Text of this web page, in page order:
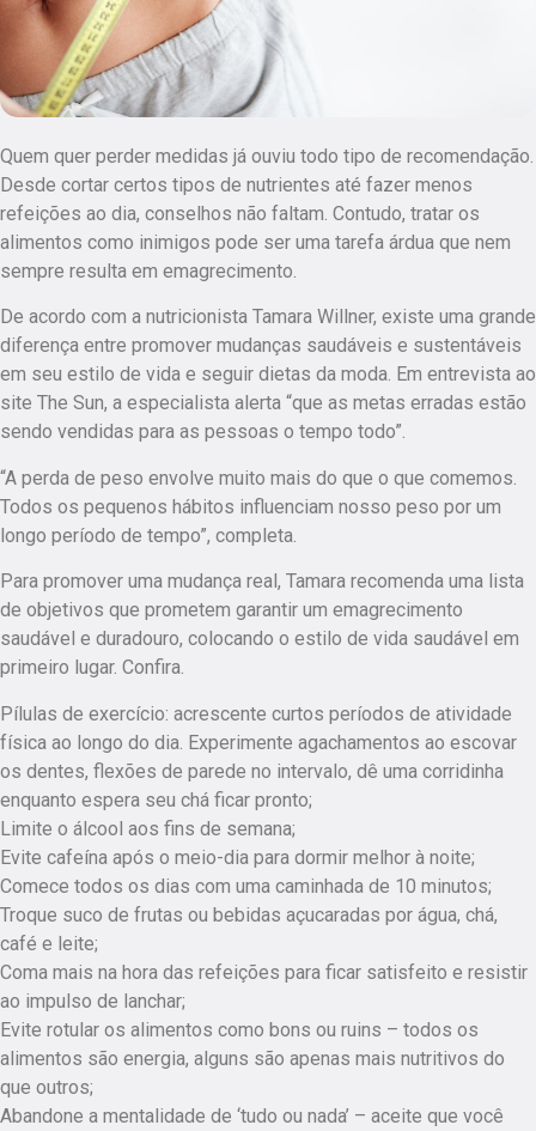
Quem quer perder medidas já ouviu todo tipo de recomendação.
Desde cortar certos tipos de nutrientes até fazer menos
refeições ao dia, conselhos não faltam. Contudo, tratar os
alimentos como inimigos pode ser uma tarefa árdua que nem
sempre resulta em emagrecimento.
De acordo com a nutricionista Tamara Willner, existe uma grande
diferença entre promover mudanças saudáveis e sustentáveis
em seu estilo de vida e seguir dietas da moda. Em entrevista ao
site The Sun, a especialista alerta “que as metas erradas estão
sendo vendidas para as pessoas o tempo todo”.
“A perda de peso envolve muito mais do que o que comemos.
Todos os pequenos hábitos influenciam nosso peso por um
longo período de tempo”, completa.
Para promover uma mudança real, Tamara recomenda uma lista
de objetivos que prometem garantir um emagrecimento
saudável e duradouro, colocando o estilo de vida saudável em
primeiro lugar. Confira.
Pílulas de exercício: acrescente curtos períodos de atividade
física ao longo do dia. Experimente agachamentos ao escovar
os dentes, flexões de parede no intervalo, dê uma corridinha
enquanto espera seu chá ficar pronto;
Limite o álcool aos fins de semana;
Evite cafeína após o meio-dia para dormir melhor à noite;
Comece todos os dias com uma caminhada de 10 minutos;
Troque suco de frutas ou bebidas açucaradas por água, chá,
café e leite;
Coma mais na hora das refeições para ficar satisfeito e resistir
ao impulso de lanchar;
Evite rotular os alimentos como bons ou ruins – todos os
alimentos são energia, alguns são apenas mais nutritivos do
que outros;
Abandone a mentalidade de ‘tudo ou nada’ – aceite que você